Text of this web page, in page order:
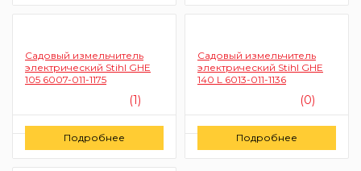
Садовый измельчитель
электрический Stihl GHE
105 6007-011-1175
(1)
Заказать
Подробнее
Садовый измельчитель
электрический Stihl GHE
140 L 6013-011-1136
(0)
Заказать
Подробнее